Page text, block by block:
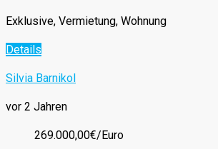
Exklusive, Vermietung, Wohnung
Details
Silvia Barnikol
vor 2 Jahren
269.000,00€/Euro